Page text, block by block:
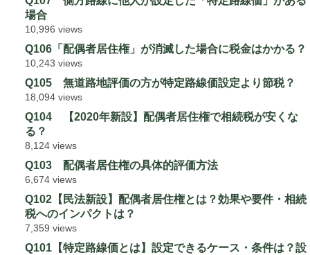
場合
10,996 views
Q106「配偶者居住権」が消滅した場合に税金はかかる？
10,243 views
Q105 無道路地評価の方が特定路線価設定より節税？
18,094 views
Q104 【2020年新設】配偶者居住権で相続税が安くな
る？
8,124 views
Q103 配偶者居住権の具体的評価方法
6,674 views
Q102【民法新設】配偶者居住権とは？効果や要件・相続
税へのインパクトは？
7,359 views
Q101【特定路線価とは】設定できるケース・条件は？設